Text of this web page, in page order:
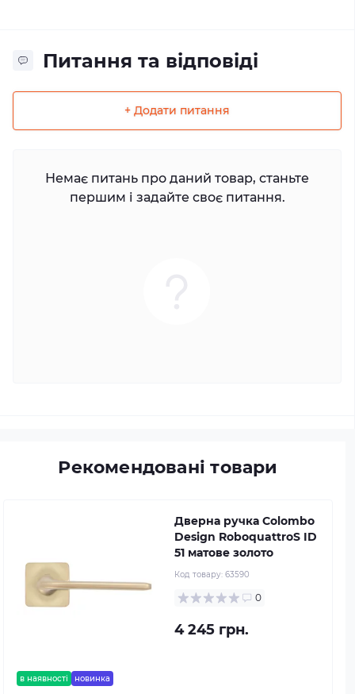
Питання та відповіді
+ Додати питання
Немає питань про даний товар, станьте
першим і задайте своє питання.
Рекомендовані товари
в наявності новинка
Дверна ручка Colombo
Design RoboquattroS ID
51 матове золото
Код товару: 63590
0
4 245 грн.